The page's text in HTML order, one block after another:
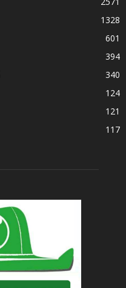
1328
601
394
340
124
121
117